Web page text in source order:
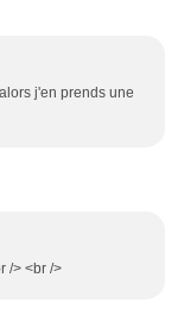
j'en prends une
/> <br />